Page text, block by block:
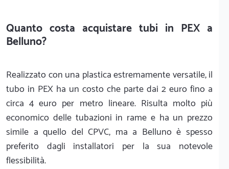
Quanto costa acquistare tubi in PEX a
Belluno?
Realizzato con una plastica estremamente versatile, il
tubo in PEX ha un costo che parte dai 2 euro fino a
circa 4 euro per metro lineare. Risulta molto più
economico delle tubazioni in rame e ha un prezzo
simile a quello del CPVC, ma a Belluno è spesso
preferito dagli installatori per la sua notevole
flessibilità.